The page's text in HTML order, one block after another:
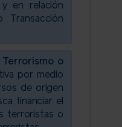
en relación
Terrorismo o
por medio
de origen
financiar el
terroristas o